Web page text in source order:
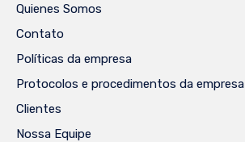
Quienes Somos
Contato
Políticas da empresa
Protocolos e procedimentos da empresa
Clientes
Nossa Equipe